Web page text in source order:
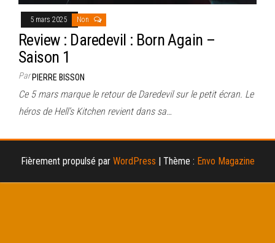
5 mars 2025 Non
Review : Daredevil : Born Again –
Saison 1
ParPIERRE BISSON
Ce 5 mars marque le retour de Daredevil sur le petit écran. Le
héros de Hell’s Kitchen revient dans sa…
Fièrement propulsé par WordPress Thème : Envo Magazine